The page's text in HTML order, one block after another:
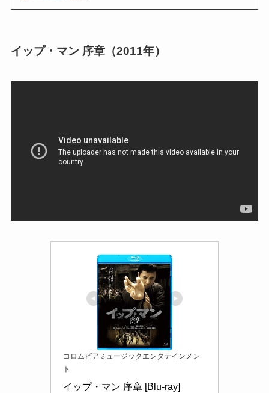
イップ・マン 序章（2011年）
コロムビアミュージックエンタテインメン
ト
イップ・マン 序章 [Blu-ray]